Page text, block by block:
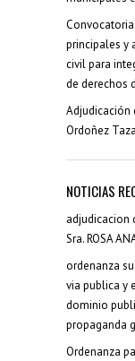
principales y
civil para
de derechos
Adjudicación
Ordoñez Taza
NOTICIAS
adjudicacion
Sra. ROSA
ordenanza
via publica y
dominio
propaganda
Ordenanza